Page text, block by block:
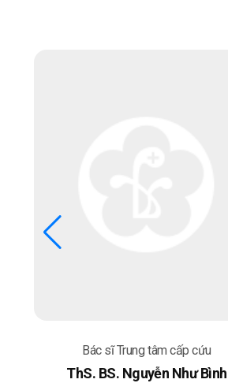
Bác sĩ Trung tâm cấp cứu
ThS. BS. Nguyễn Như Bình